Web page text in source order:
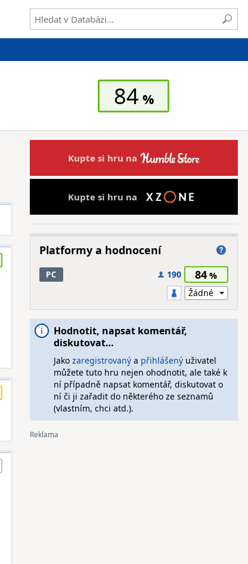
84
Kupte si hru na
Kupte si hru na
Platformy a hodnocení
PC 190 84
Hodnotit, napsat komentář,
diskutovat…
Jako zaregistrovanýa přihlášenýuživatel
můžete tuto hru nejen ohodnotit, ale také k
ní případně napsat komentář, diskutovat o
ní či ji zařadit do některého ze seznamů
(vlastním, chci atd.).